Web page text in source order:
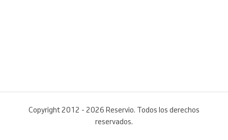
Copyright 2012 - 2026 Reservio. Todos los derechos
reservados.